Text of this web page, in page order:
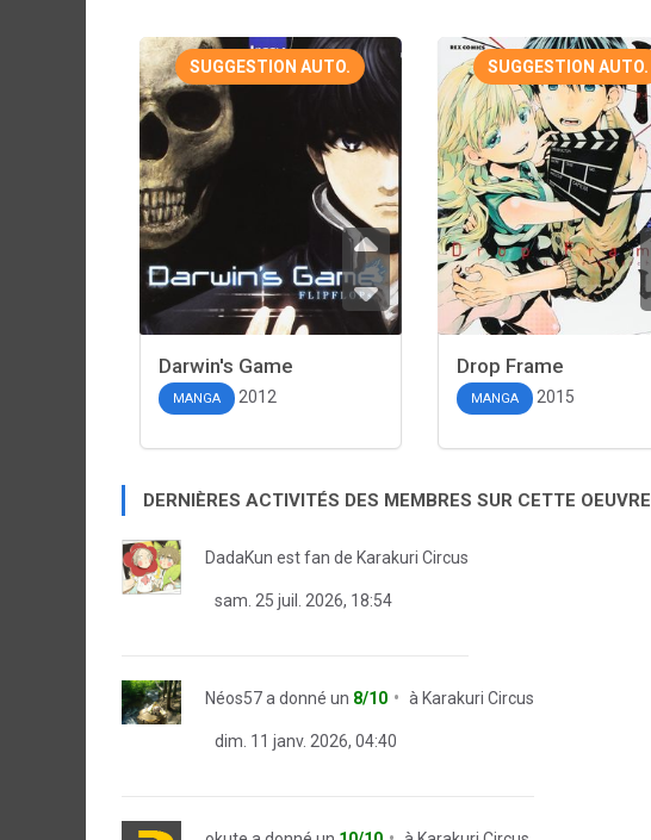
SUGGESTION AUTO.
Darwin's Game
MANGA 2012
SUGGESTION AUTO.
Drop Frame
MANGA 2015
DERNIÈRES ACTIVITÉS DES MEMBRES SUR CETTE OEUVRE
DadaKun est fan de Karakuri Circus
sam. 25 juil. 2026, 18:54
Néos57a donné un 8/10 à Karakuri Circus
dim. 11 janv. 2026, 04:40